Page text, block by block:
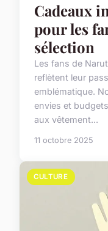
Cadeaux
pour les
sélection
Les fans de
reflètent leur
emblématique.
envies et
aux vêtement...
11 octobre 2025
CULTURE